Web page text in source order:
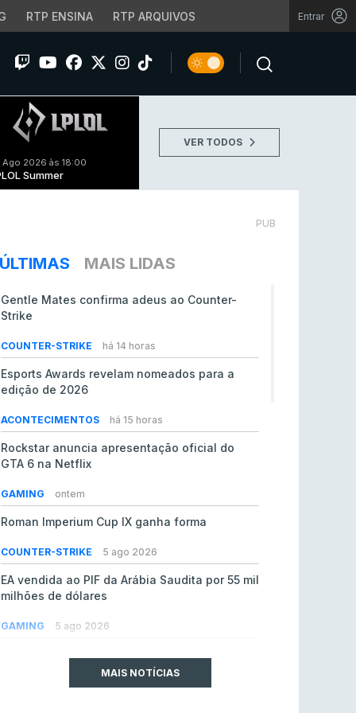
RTP ENSINA RTP ARQUIVOS Entrar
Ago 2026 às 18:00
Summer
VER TODOS
PUB
ÚLTIMAS MAIS LIDAS
Gentle Mates confirma adeus ao Counter-
Strike
COUNTER-STRIKE há 14 horas
Esports Awards revelam nomeados para a
edição de 2026
ACONTECIMENTOS há 15 horas
Rockstar anuncia apresentação oficial do
GTA 6 na Netflix
GAMING ontem
Roman Imperium Cup IX ganha forma
COUNTER-STRIKE 5 ago 2026
EA vendida ao PIF da Arábia Saudita por 55 mil
milhões de dólares
GAMING 5 ago 2026
MAIS NOTÍCIAS